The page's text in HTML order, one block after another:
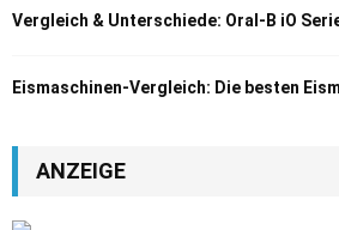
Vergleich & Unterschiede: Oral-B iO
Eismaschinen-Vergleich: Die besten
ANZEIGE